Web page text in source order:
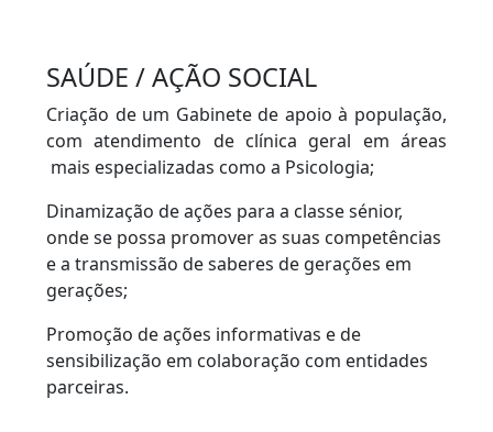
SAÚDE / AÇÃO SOCIAL
Criação de um Gabinete de apoio à população,
com atendimento de clínica geral em áreas
mais especializadas como a Psicologia;
Dinamização de ações para a classe sénior,
onde se possa promover as suas competências
e a transmissão de saberes de gerações em
gerações;
Promoção de ações informativas e de
sensibilização em colaboração com entidades
parceiras.